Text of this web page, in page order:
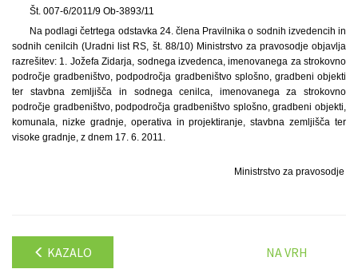
Št. 007-6/2011/9 Ob-3893/11
Na podlagi četrtega odstavka 24. člena Pravilnika o sodnih izvedencih in
sodnih cenilcih (Uradni list RS, št. 88/10) Ministrstvo za pravosodje objavlja
razrešitev: 1. Jožefa Zidarja, sodnega izvedenca, imenovanega za strokovno
področje gradbeništvo, podpodročja gradbeništvo splošno, gradbeni objekti
ter stavbna zemljišča in sodnega cenilca, imenovanega za strokovno
področje gradbeništvo, podpodročja gradbeništvo splošno, gradbeni objekti,
komunala, nizke gradnje, operativa in projektiranje, stavbna zemljišča ter
visoke gradnje, z dnem 17. 6. 2011.
Ministrstvo za pravosodje
KAZALO NA VRH